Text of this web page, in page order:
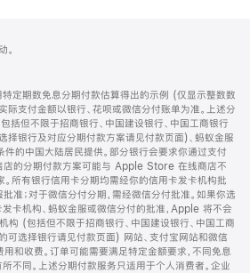
。
特定期数免息分期付款估算得出的示例 (仅显示整数数
际支付金额以银行、花呗或微信分付账单为准。上述分
括但不限于招商银行、中国建设银行、中国工商银行
择银行及对应分期付款方案请见付款页面)、蚂蚁金服
的中国大陆居民提供。部分银行会要求你通过支付
的分期付款方案可能与 Apple Store 在线商店不
所有银行信用卡分期均需经你的信用卡发卡机构批
准；对于微信分付分期，需经微信分付批准。如果你选
卡机构、蚂蚁金服或微信分付的批准，Apple 将不会
构 (包括但不限于招商银行、中国建设银行、中国工商
可选择银行请见付款页面) 网站、支付宝网站和微信
用和收费。订单可能需要满足特定金额要求，不同免息
不同。上述分期付款服务只适用于个人消费者。企业